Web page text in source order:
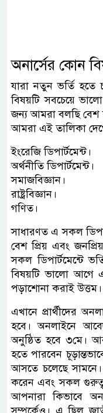
অনার্সের কোন
যারা নতুন ভর্তি হতে
বিষয়টি সবচেয়ে
জন্য আমরা বলছি বেশ
আমরা এই তালিকা
ইংরেজি ডিপার্টমেন্ট।
অর্থনীতি ডিপার্টমেন্ট।
সমাজবিজ্ঞান।
রাষ্ট্রবিজ্ঞান।
গণিত।
সাধারণত এ সকল
বেশ প্রিয় এবং
সকল ডিপার্টমেন্টে
বিষয়টি ভালো আগে
পড়াশোনা করাই উত্তম।
এখানে প্রার্থীদের
হবে। অনলাইনে
অনুষ্ঠিত হবে ৩মে।
হতে পারবেন
আসতে চলেছে সামনে।
করেন এবং সকল
আপনারা কিভাবে